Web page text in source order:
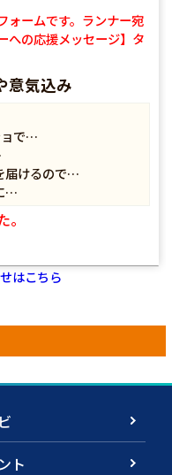
ォームです。ランナー宛
への応援メッセージ】タ
意気込み
ョで…
届けるので…
…
はこちら
ト